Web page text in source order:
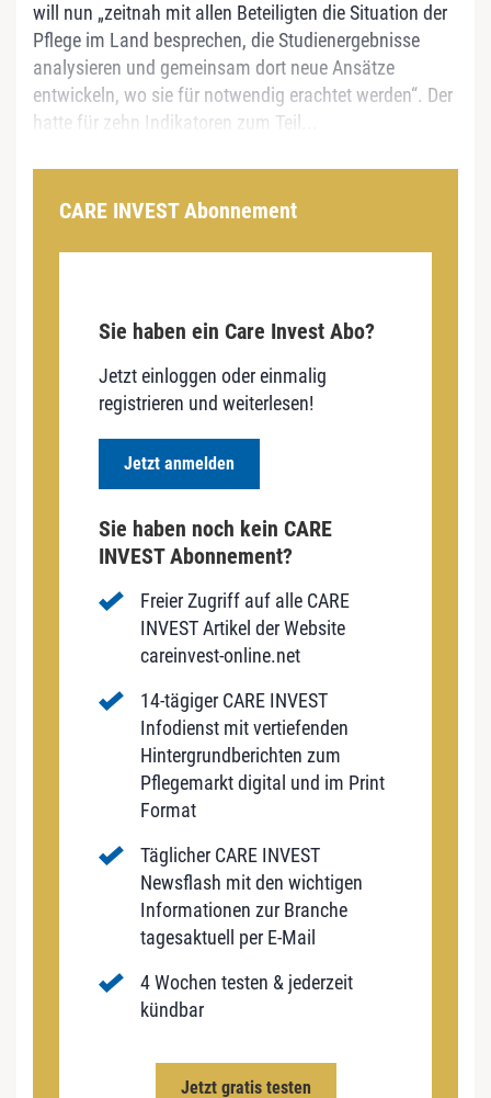
will nun „zeitnah mit allen Beteiligten die Situation der
Pflege im Land besprechen, die Studienergebnisse
analysieren und gemeinsam dort neue Ansätze
entwickeln, wo sie für notwendig erachtet werden“. Der
hatte für zehn Indikatoren zum Teil...
CARE INVEST Abonnement
Sie haben ein Care Invest Abo?
Jetzt einloggen oder einmalig
registrieren und weiterlesen!
Jetzt anmelden
Sie haben noch kein CARE
INVEST Abonnement?
Freier Zugriff auf alle CARE
INVEST Artikel der Website
careinvest-online.net
14-tägiger CARE INVEST
Infodienst mit vertiefenden
Hintergrundberichten zum
Pflegemarkt digital und im Print
Format
Täglicher CARE INVEST
Newsflash mit den wichtigen
Informationen zur Branche
tagesaktuell per E-Mail
4 Wochen testen & jederzeit
kündbar
Jetzt gratis testen